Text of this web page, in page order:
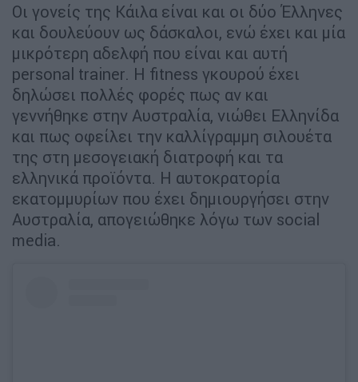
Οι γονείς της Κάιλα είναι και οι δύο Έλληνες
και δουλεύουν ως δάσκαλοι, ενώ έχει και μία
μικρότερη αδελφή που είναι και αυτή
personal trainer. Η fitness γκουρού έχει
δηλώσει πολλές φορές πως αν και
γεννήθηκε στην Αυστραλία, νιώθει Ελληνίδα
και πως οφείλει την καλλίγραμμη σιλουέτα
της στη μεσογειακή διατροφή και τα
ελληνικά προϊόντα. H αυτοκρατορία
εκατομμυρίων που έχει δημιουργήσει στην
Αυστραλία, απογειώθηκε λόγω των social
media.